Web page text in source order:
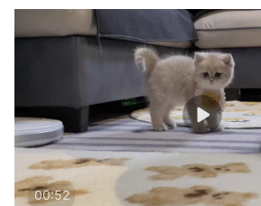
00:52